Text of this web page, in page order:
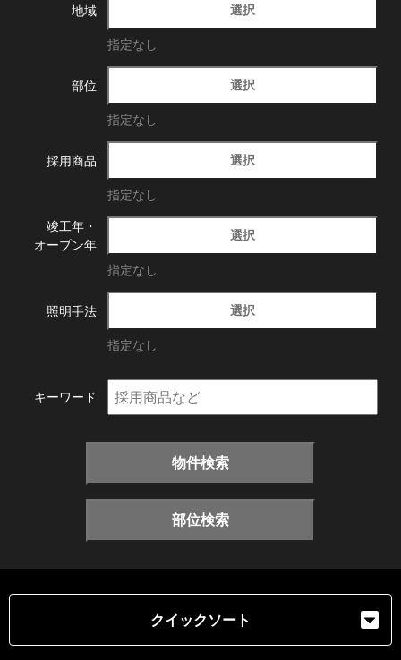
地域 選択
指定なし
部位 選択
指定なし
採用商品 選択
指定なし
竣工年・
オープン年
選択
指定なし
照明手法 選択
指定なし
キーワード
物件検索
部位検索
クイックソート